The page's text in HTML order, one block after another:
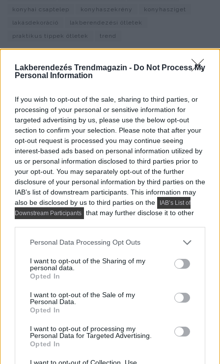
Lakberendezés Trendmagazin - Do Not Process My
Personal Information
If you wish to opt-out of the sale, sharing to third parties, or
processing of your personal or sensitive information for
targeted advertising by us, please use the below opt-out
section to confirm your selection. Please note that after your
opt-out request is processed you may continue seeing
interest-based ads based on personal information utilized by
us or personal information disclosed to third parties prior to
your opt-out. You may separately opt-out of the further
disclosure of your personal information by third parties on the
IAB’s list of downstream participants. This information may
also be disclosed by us to third parties on the
IAB’s List of
Downstream Participants
that may further disclose it to other
Please note that this website/app uses one or more Google
not limited to your visit or usage behaviour. You may click to
grant or deny consent to Google and its third-party tags to
use your data for below specified purposes in below Google
consent section.
Personal Data Processing Opt Outs
I want to opt-out of the Sharing of my
personal data.
Opted In
I want to opt-out of the Sale of my
Personal Data.
Opted In
I want to opt-out of processing my
Personal Data for Targeted Advertising.
Opted In
I want to opt-out of Collection, Use,
konyhai csaptelep
konyhaszekrény
konyhasziget
lakásdekoráció
lakberendezési ötletek
praktikus tippek ötletek
trend
Lakberendezés trendMagazin